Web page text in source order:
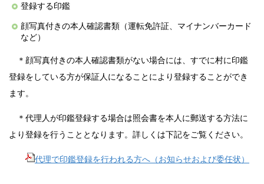
登録する印鑑
顔写真付きの本人確認書類（運転免許証、マイナンバーカード
など）
＊顔写真付きの本人確認書類がない場合には、すでに村に印鑑
登録をしている方が保証人になることにより登録することができ
ます。
＊代理人が印鑑登録する場合は照会書を本人に郵送する方法に
より登録を行うこととなります。詳しくは下記をご覧ください。
代理で印鑑登録を行われる方へ（お知らせおよび委任状）